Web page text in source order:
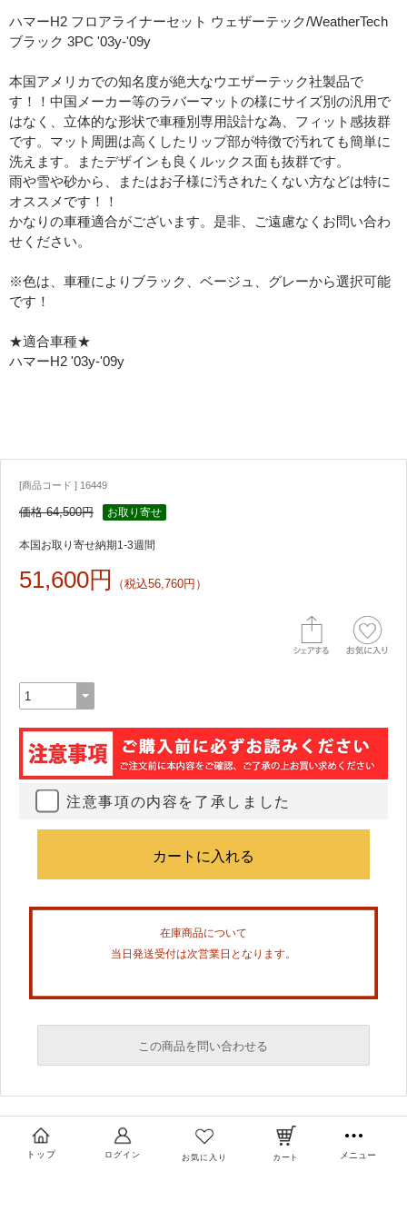
ハマーH2 フロアライナーセット ウェザーテック/WeatherTech
ブラック 3PC '03y-'09y
本国アメリカでの知名度が絶大なウエザーテック社製品で
す！！中国メーカー等のラバーマットの様にサイズ別の汎用で
はなく、立体的な形状で車種別専用設計な為、フィット感抜群
です。マット周囲は高くしたリップ部が特徴で汚れても簡単に
洗えます。またデザインも良くルックス面も抜群です。
雨や雪や砂から、またはお子様に汚されたくない方などは特に
オススメです！！
かなりの車種適合がございます。是非、ご遠慮なくお問い合わ
せください。
※色は、車種によりブラック、ベージュ、グレーから選択可能
です！
★適合車種★
ハマーH2 '03y-'09y
[商品コード ] 16449
価格 64,500円 お取り寄せ
本国お取り寄せ納期1-3週間
51,600円 （税込56,760円）
注意事項の内容を了承しました
在庫商品について
当日発送受付は次営業日となります。
この商品を問い合わせる
トップ ログイン お気に入り カート メニュー